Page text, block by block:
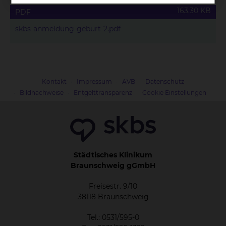
PDF
skbs-­anmeldung-­geburt-­2.pdf
163.30 KB
Kontakt Impressum AVB
Datenschutz
Bildnachweise
Entgelttransparenz Cookie Einstellungen
Städtisches Klinikum
Braunschweig gGmbH
Freisestr. 9/10
38118 Braunschweig
Tel.: 0531/595-0